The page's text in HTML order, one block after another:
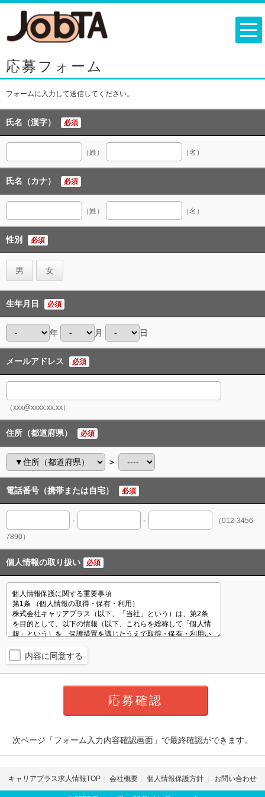
応募フォーム
フォームに入力して送信してください。
氏名（漢字） 必須
（姓） （名）
氏名（カナ） 必須
（姓） （名）
性別 必須
男 女
生年月日 必須
年 月 日
メールアドレス 必須
（xxx@xxxx.xx.xx）
住所（都道府県） 必須
＞
電話番号（携帯または自宅） 必須
- -
（012-3456-
7890）
個人情報の取り扱い 必須
内容に同意する
次ページ「フォーム入力内容確認画面」で最終確認ができます。
キャリアプラス求人情報TOP 会社概要 個人情報保護方針 お問い合わせ